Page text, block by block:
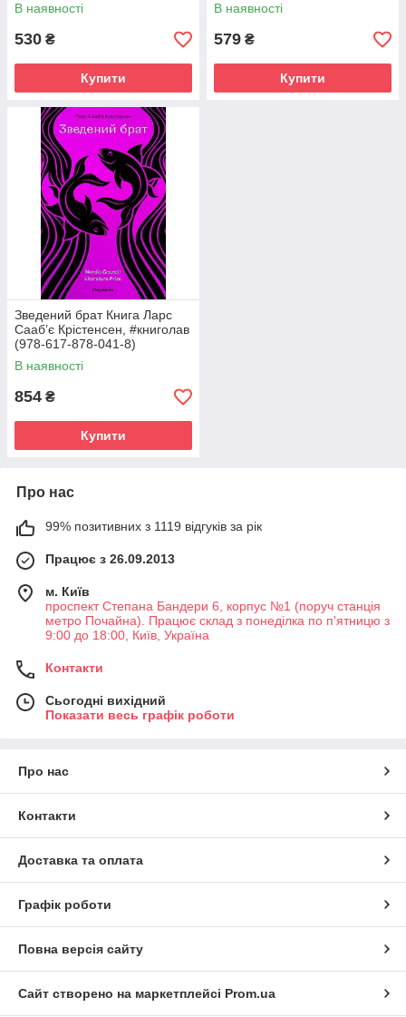
В наявності
530 ₴
Купити
В наявності
579 ₴
Купити
Зведений брат Книга Ларс
Сааб’є Крістенсен, #книголав
(978-617-878-041-8)
В наявності
854 ₴
Купити
Про нас
99% позитивних з 1119 відгуків за рік
Працює з 26.09.2013
м. Київ
проспект Степана Бандери 6, корпус №1 (поруч станція
метро Почайна). Працює склад з понеділка по п'ятницю з
9:00 до 18:00, Київ, Україна
Контакти
Сьогодні вихідний
Показати весь графік роботи
Про нас
Контакти
Доставка та оплата
Графік роботи
Повна версія сайту
Сайт створено на маркетплейсі Prom.ua